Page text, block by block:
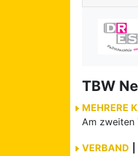
TBW
MEHRERE
VERBAND